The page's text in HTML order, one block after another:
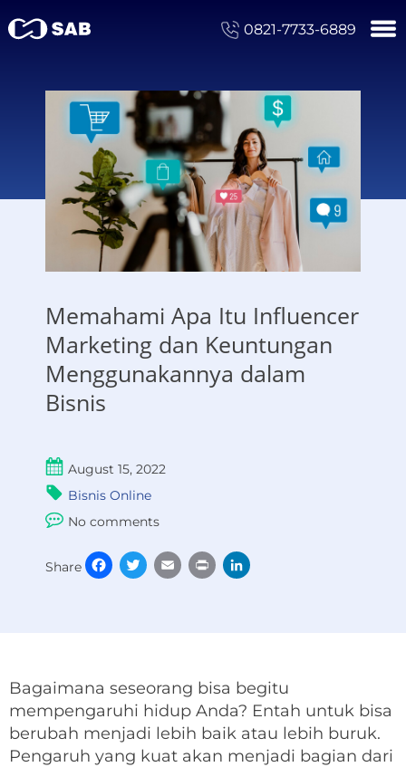
0821-7733-6889
Memahami Apa Itu Influencer
Marketing dan Keuntungan
Menggunakannya dalam
Bisnis
August 15, 2022
Bisnis Online
No comments
Share Facebook
TwitterEmail Print
Bagaimana seseorang bisa begitu
mempengaruhi hidup Anda? Entah untuk bisa
berubah menjadi lebih baik atau lebih buruk.
Pengaruh yang kuat akan menjadi bagian dari